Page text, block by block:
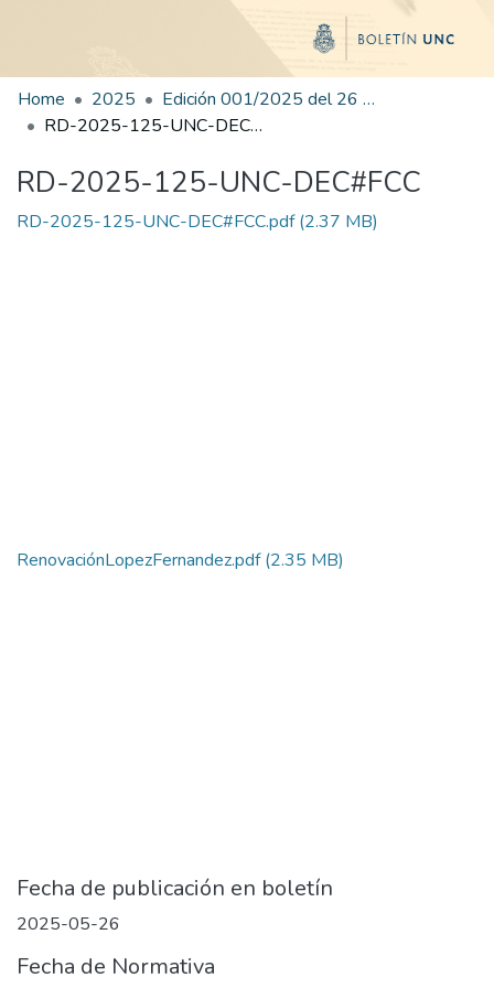
Home 2025
Edición 001/2025 del 26 de mayo de 2025
RD-2025-125-UNC-DEC#FCC
RD-2025-125-UNC-DEC#FCC
RD-2025-125-UNC-DEC#FCC.pdf(2.37 MB)
RenovaciónLopezFernandez.pdf(2.35 MB)
Fecha de publicación en boletín
2025-05-26
Fecha de Normativa